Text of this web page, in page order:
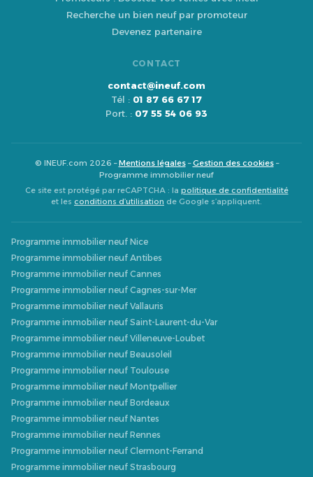
Recherche un bien neuf par promoteur
Devenez partenaire
CONTACT
contact@ineuf.com
Tél : 01 87 66 67 17
Port. : 07 55 54 06 93
© INEUF.com 2026 –Mentions légales–Gestion des cookies–
Programme immobilier neuf
Ce site est protégé par reCAPTCHA : la politique de confidentialité
et les conditions d’utilisation de Google s’appliquent.
Programme immobilier neuf Nice
Programme immobilier neuf Antibes
Programme immobilier neuf Cannes
Programme immobilier neuf Cagnes-sur-Mer
Programme immobilier neuf Vallauris
Programme immobilier neuf Saint-Laurent-du-Var
Programme immobilier neuf Villeneuve-Loubet
Programme immobilier neuf Beausoleil
Programme immobilier neuf Toulouse
Programme immobilier neuf Montpellier
Programme immobilier neuf Bordeaux
Programme immobilier neuf Nantes
Programme immobilier neuf Rennes
Programme immobilier neuf Clermont-Ferrand
Programme immobilier neuf Strasbourg